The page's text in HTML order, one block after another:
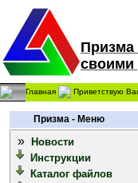
Призма
своими
Главная Приветствую
Призма - Меню
»
Новости
Инструкции
Каталог файлов